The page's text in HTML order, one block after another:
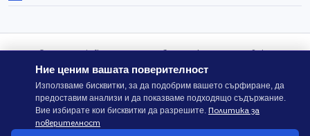
© 2026 Actiefhost. Съгласно българското търговско
законодателство цените в сайта се показват без ДДС, а ДДС се
изчислява отделно при завършване на поръчката, когато е
приложимо.
Ние ценим вашата поверителност
Използваме бисквитки, за да подобрим вашето сърфиране, да
предоставим анализи и да показваме подходящо съдържание.
Вие избирате кои бисквитки да разрешите. Политика за
поверителност